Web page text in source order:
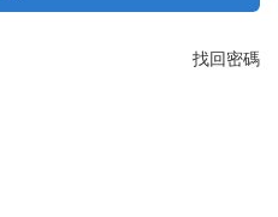
找回密碼